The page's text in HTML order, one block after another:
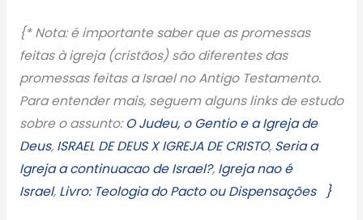
{* Nota: é importante saber que as promessas
feitas à igreja (cristãos) são diferentes das
promessas feitas a Israel no Antigo Testamento.
Para entender mais, seguem alguns links de estudo
sobre o assunto:O Judeu, o Gentio e a Igreja de
Deus, ISRAEL DE DEUS X IGREJA DE CRISTO, Seria a
Igreja a continuacao de Israel?, Igreja nao é
Israel, Livro: Teologia do Pacto ou Dispensações }